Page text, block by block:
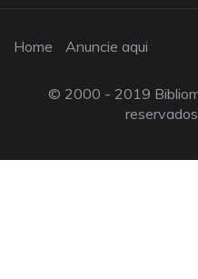
Home Anuncie aqui
© 2000 - 2019